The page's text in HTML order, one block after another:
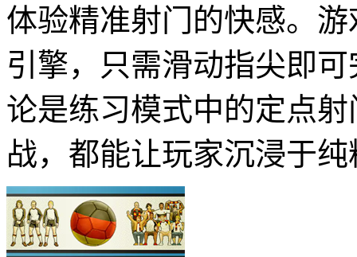
体验精准射门的快感。
引擎，只需滑动指尖即
论是练习模式中的定点
战，都能让玩家沉浸于